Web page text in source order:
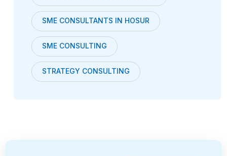
SME CONSULTANTS IN HOSUR
SME CONSULTING
STRATEGY CONSULTING